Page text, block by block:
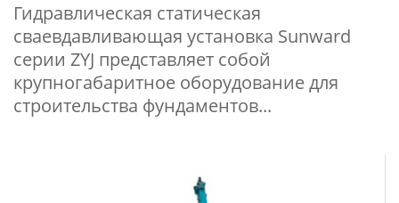
Гидравлическая статическая
сваевдавливающая установка Sunward
серии ZYJ представляет собой
крупногабаритное оборудование для
строительства фундаментов...